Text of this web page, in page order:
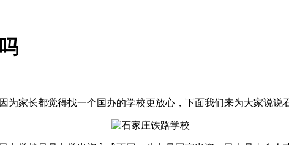
家长都觉得找一个国办的学校更放心，下面我们来为大家说说